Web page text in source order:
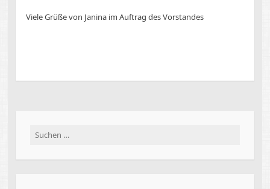
Viele Grüße von Janina im Auftrag des Vorstandes
Suchen